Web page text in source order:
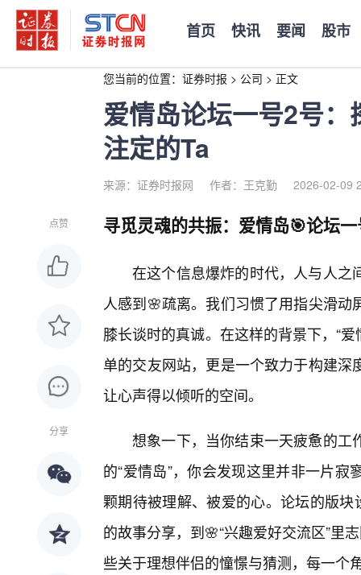
首页 快讯 要闻 股市
您当前的位置： 证券时报 > 公司 > 正文
爱情岛论坛一号2号
注定的Ta
来源：证券时报网 作者：王克勤 2026-02-09
点赞
分享
寻觅灵魂的共振：爱情岛🎯论坛
在这个信息爆炸的时代，人与人之
人感到🌸疏离。我们习惯了用指尖滑
膝长谈时的真诚。在这样的背景下，“
单的交友网站，更是一个致力于构建
让心声得以倾听的空间。
想象一下，当你结束一天疲惫的工
的“爱情岛”，你会发现这里并非一片
颗期待被理解、被爱的心。论坛的版
的故事分享，到🌸“兴趣爱好交流区”里
些关于理想伴侣的憧憬与猜测，每一个